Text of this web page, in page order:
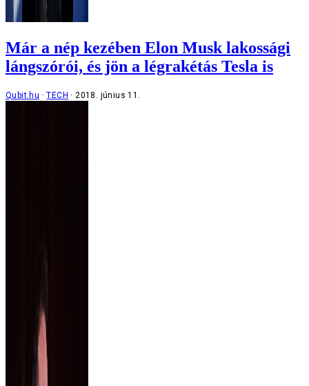
Már a nép kezében Elon Musk lakossági
lángszórói, és jön a légrakétás Tesla is
Qubit.hu TECH 2018. június 11.